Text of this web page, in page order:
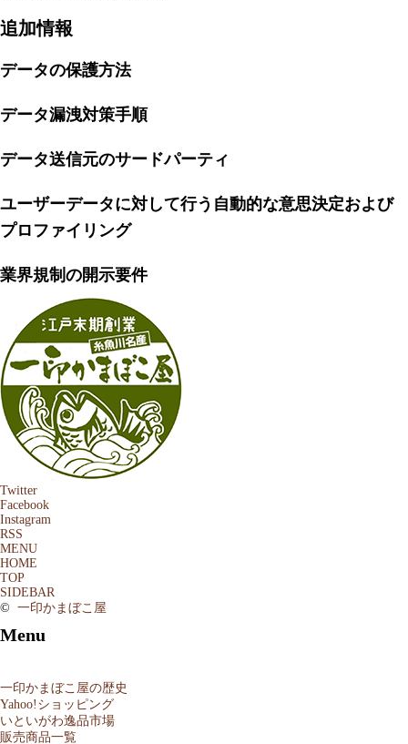
追加情報
データの保護方法
データ漏洩対策手順
データ送信元のサードパーティ
ユーザーデータに対して行う自動的な意思決定および
プロファイリング
業界規制の開示要件
Twitter
Facebook
Instagram
RSS
MENU
HOME
TOP
SIDEBAR
© 一印かまぼこ屋
Menu
一印かまぼこ屋の歴史
Yahoo!ショッピング
いといがわ逸品市場
販売商品一覧